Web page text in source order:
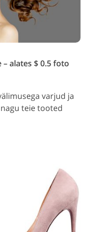
alates $ 0.5 foto
varjud ja
teie tooted